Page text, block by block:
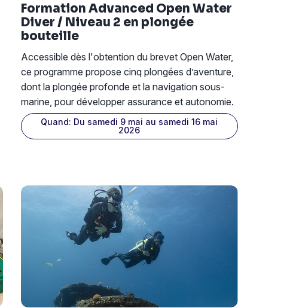
Formation Advanced Open Water
Diver / Niveau 2 en plongée
bouteille
Accessible dès l'obtention du brevet Open Water,
ce programme propose cinq plongées d’aventure,
dont la plongée profonde et la navigation sous-
marine, pour développer assurance et autonomie.
Quand: Du samedi 9 mai au samedi 16 mai
2026